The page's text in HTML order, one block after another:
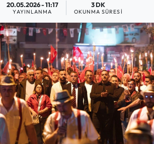
20.05.2026 - 11:17
YAYINLANMA
3 DK
OKUNMA SÜRESI